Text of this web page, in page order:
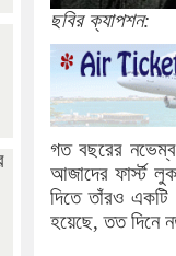
ছবির ক্যাপশন:
গত বছরের
আজাদের ফার্স্ট
দিতে তাঁরও একটি
হয়েছে, তত দিনে